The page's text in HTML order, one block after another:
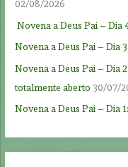
02/08/2026
Novena a Deus Pai – Dia
Novena a Deus Pai – Dia
Novena a Deus Pai – Dia
totalmente aberto 30/07/
Novena a Deus Pai – Dia